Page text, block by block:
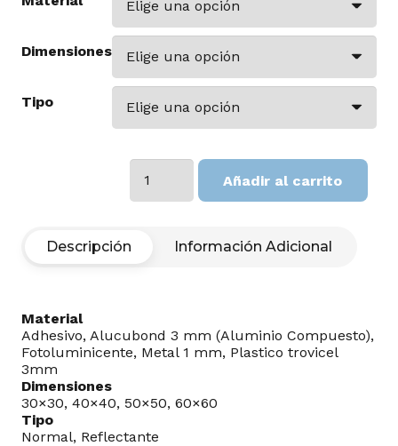
Dimensiones
Tipo
cantidad
Añadir al carrito
Descripción Información Adicional
Material
Adhesivo, Alucubond 3 mm (Aluminio Compuesto),
Fotoluminicente, Metal 1 mm, Plastico trovicel
3mm
Dimensiones
30×30, 40×40, 50×50, 60×60
Tipo
Normal, Reflectante